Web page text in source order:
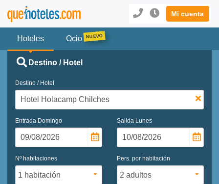
Mi cuenta
Hoteles Ocio
Destino / Hotel
Destino / Hotel
Entrada Domingo Salida Lunes
Nº habitaciones Pers. por habitación